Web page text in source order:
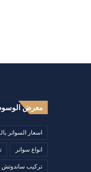
معرض
اسعار السواتر
انواع سواتر
تركيب ساندوتش